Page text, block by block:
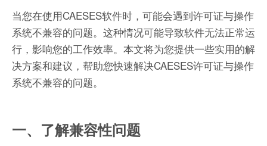
当您在使用CAESES软件时，可能会遇到许可证与操作
系统不兼容的问题。这种情况可能导致软件无法正常运
行，影响您的工作效率。本文将为您提供一些实用的解
决方案和建议，帮助您快速解决CAESES许可证与操作
系统不兼容的问题。
一、了解兼容性问题